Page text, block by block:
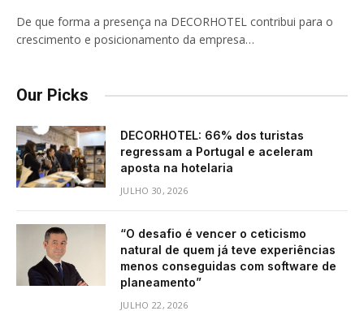
De que forma a presença na DECORHOTEL contribui para o
crescimento e posicionamento da empresa…
Our Picks
DECORHOTEL: 66% dos turistas
regressam a Portugal e aceleram
aposta na hotelaria
JULHO 30, 2026
“O desafio é vencer o ceticismo
natural de quem já teve experiências
menos conseguidas com software de
planeamento”
JULHO 22, 2026